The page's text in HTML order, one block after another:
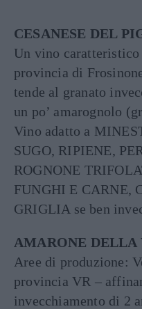
CESANESE DEL
Un vino
provincia di
tende al granato
un po’ amarognolo
Vino adatto a
SUGO, RIPIENE,
ROGNONE
FUNGHI E CARNE,
GRIGLIA se ben
AMARONE
Aree di produzione:
provincia VR –
invecchiamento di 2